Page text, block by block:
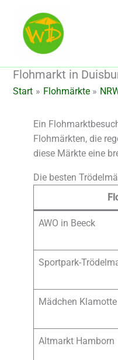
springen
Flohmarkt in
Start Flohmärkte
Ein
Flohmärkten, die
diese Märkte eine
Die besten
AWO in Beeck
Sportpark-
Mädchen Klamotte
Altmarkt Hamborn